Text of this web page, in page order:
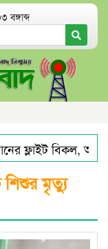
বঙ্গাব্দ
ফ্লাইট বিকল,
সঙ্কট ও
মৃত্যু